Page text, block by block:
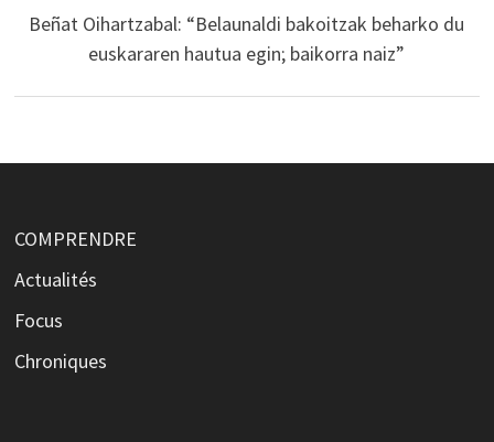
Beñat Oihartzabal: “Belaunaldi bakoitzak beharko du
euskararen hautua egin; baikorra naiz”
COMPRENDRE
Actualités
Focus
Chroniques